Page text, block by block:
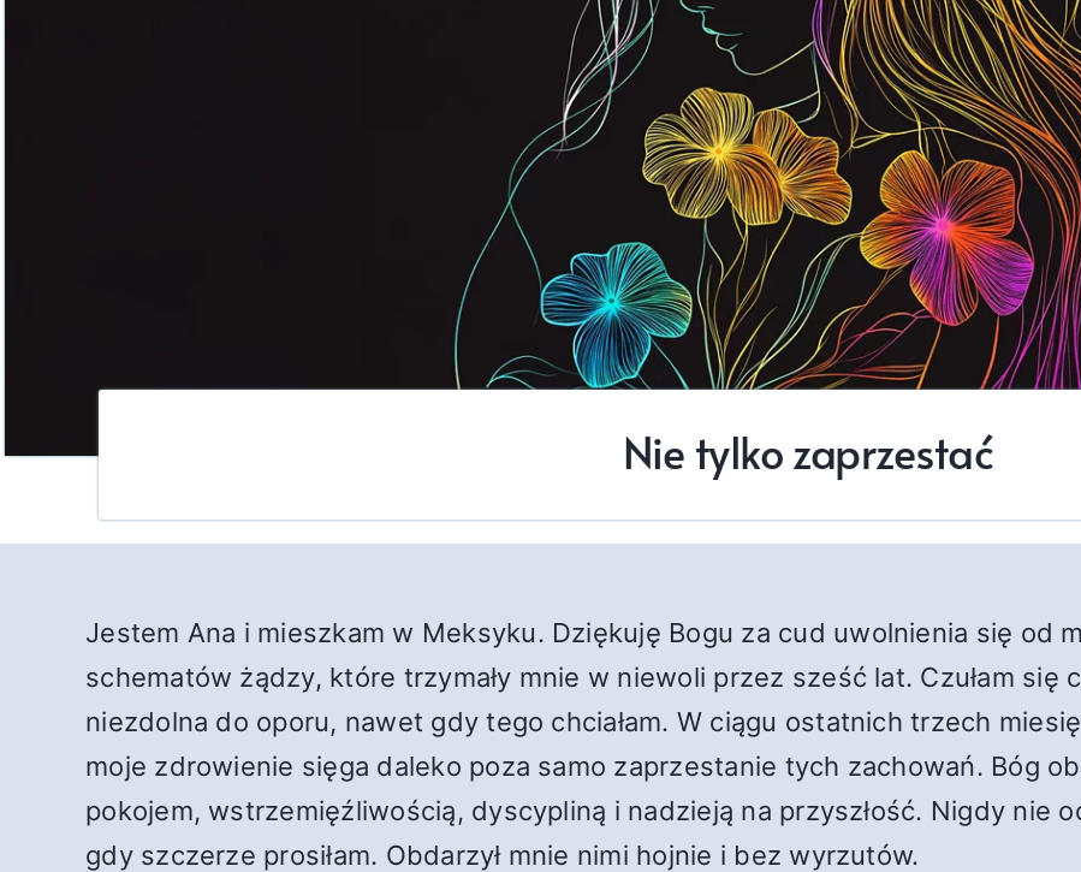
Nie tylko zaprzestać
Jestem Ana i mieszkam w Meksyku. Dziękuję Bogu za cud uwolnienia się od
schematów żądzy, które trzymały mnie w niewoli przez sześć lat. Czułam się
niezdolna do oporu, nawet gdy tego chciałam. W ciągu ostatnich trzech
moje zdrowienie sięga daleko poza samo zaprzestanie tych zachowań. Bóg
pokojem, wstrzemięźliwością, dyscypliną i nadzieją na przyszłość. Nigdy nie
gdy szczerze prosiłam. Obdarzył mnie nimi hojnie i bez wyrzutów.